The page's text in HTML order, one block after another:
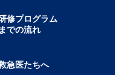
修プログラム
での流れ
急医たちへ